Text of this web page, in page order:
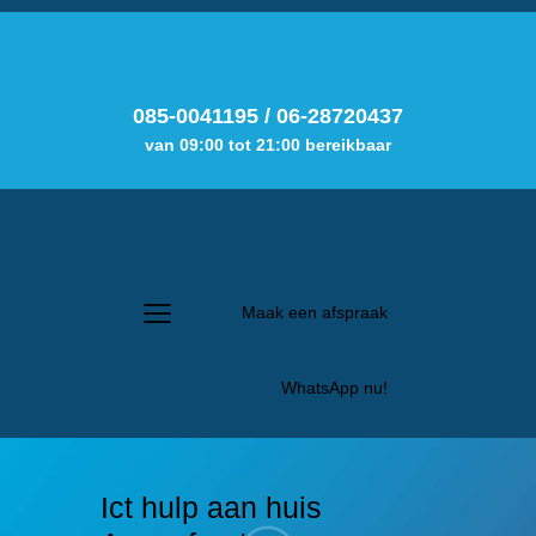
085-0041195 / 06-28720437
van 09:00 tot 21:00 bereikbaar
Maak een afspraak
WhatsApp nu!
Ict hulp aan huis